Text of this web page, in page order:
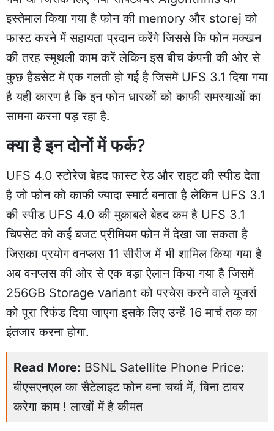
इस्तेमाल किया गया है फोन की memory और storej को
फास्ट करने में सहायता प्रदान करेंगे जिससे कि फोन मक्खन
की तरह स्मूथली काम करें लेकिन इस बीच कंपनी की ओर से
कुछ हैंडसेट में एक गलती हो गई है जिसमें UFS 3.1 दिया गया
है यही कारण है कि इन फोन धारकों को काफी समस्याओं का
सामना करना पड़ रहा है.
क्या है इन दोनों में फर्क?
UFS 4.0 स्टोरेज बेहद फास्ट रेड और राइट की स्पीड देता
है जो फोन को काफी ज्यादा स्मार्ट बनाता है लेकिन UFS 3.1
की स्पीड UFS 4.0 की मुकाबले बेहद कम है UFS 3.1
चिपसेट को कई बजट प्रीमियम फोन में देखा जा सकता है
जिसका प्रयोग वनप्लस 11 सीरीज में भी शामिल किया गया है
अब वनप्लस की ओर से एक बड़ा ऐलान किया गया है जिसमें
256GB Storage variant को परचेस करने वाले यूजर्स
को पूरा रिफंड दिया जाएगा इसके लिए उन्हें 16 मार्च तक का
इंतजार करना होगा.
Read More: BSNL Satellite Phone Price:
बीएसएनएल का सैटेलाइट फोन बना चर्चा में, बिना टावर
करेगा काम ! लाखों में है कीमत